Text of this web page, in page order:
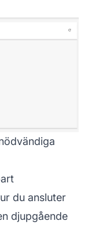
du ansluter
djupgående